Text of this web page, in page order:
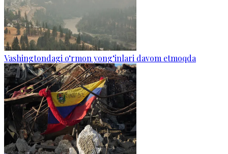
Vashingtondagi o‘rmon yong‘inlari davom etmoqda